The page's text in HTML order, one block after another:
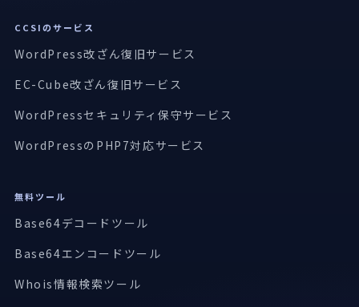
CCSIのサービス
WordPress改ざん復旧サービス
EC-Cube改ざん復旧サービス
WordPressセキュリティ保守サービス
WordPressのPHP7対応サービス
無料ツール
Base64デコードツール
Base64エンコードツール
Whois情報検索ツール